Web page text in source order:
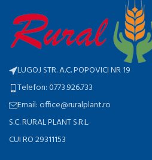
LUGOJ STR. A.C. POPOVICI NR 19
Telefon: 0773.926.733
Email: office@ruralplant.ro
S.C. RURAL PLANT S.R.L.
CUI RO 29311153